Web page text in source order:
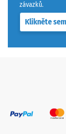
závazků.
Klikněte